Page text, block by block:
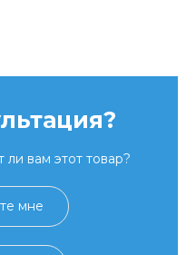
вам этот товар?
мне